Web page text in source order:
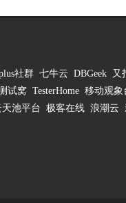
社群 七牛云 DBGeek
又
试窝 TesterHome 移动观象
天池平台 极客在线 浪潮云